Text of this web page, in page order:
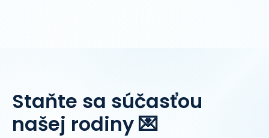
Staňte sa súčasťou
našej rodiny 💌